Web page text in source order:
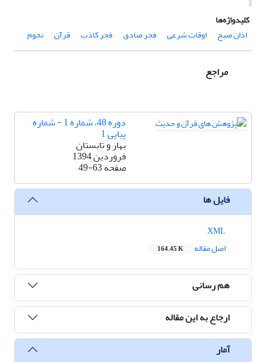
کلیدواژه‌ها
اذان صبح
اوقات شرعی فجر صادق فجر کاذب قرآن نجوم
مراجع
دوره 48، شماره 1 - شماره
پیاپی 1
بهار و تابستان
فروردین 1394
صفحه49-63
فایل ها
اصل مقاله
164.45 K
هم رسانی
ارجاع به این مقاله
آمار